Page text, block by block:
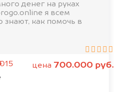
денег на руках
я всем
знают, как помочь в
цена 700.000 руб.